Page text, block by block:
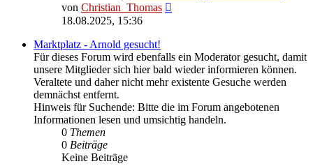
von Christian_Thomas
18.08.2025, 15:36
Marktplatz - Arnold gesucht!
Für dieses Forum wird ebenfalls ein Moderator gesucht, damit
unsere Mitglieder sich hier bald wieder informieren können.
Veraltete und daher nicht mehr existente Gesuche werden
demnächst entfernt.
Hinweis für Suchende: Bitte die im Forum angebotenen
Informationen lesen und umsichtig handeln.
0 Themen
0 Beiträge
Keine Beiträge